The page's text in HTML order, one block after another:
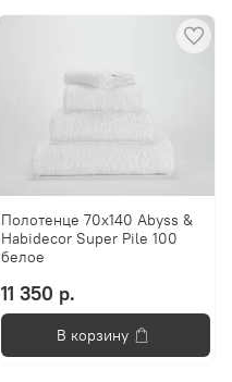
Полотенце 70х140 Abyss &
Habidecor Super Pile 100
белое
11 350 р.
В корзину